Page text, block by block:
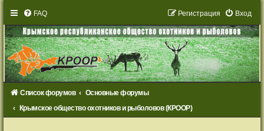
FAQ Вход
Регистрация
Список форумов
Основные форумы
Крымское общество охотников и рыболовов (КРООР)